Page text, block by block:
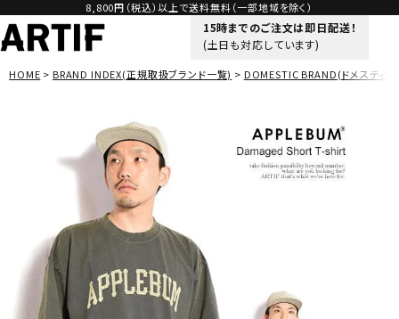
8,800円（税込）以上で送料無料（一部地域を除く）
15時までのご注文は即日配送！
(土日も対応しています)
HOME BRAND INDEX(正規取扱ブランド一覧) DOMESTIC BRAND(ドメスティッ